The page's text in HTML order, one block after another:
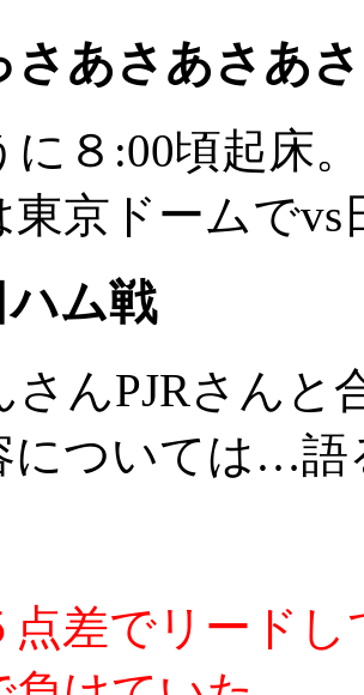
さあさあさあ
８:00頃起床。
東京ドームで
ハム戦
さんPJRさんと
ついては…語
点差でリード